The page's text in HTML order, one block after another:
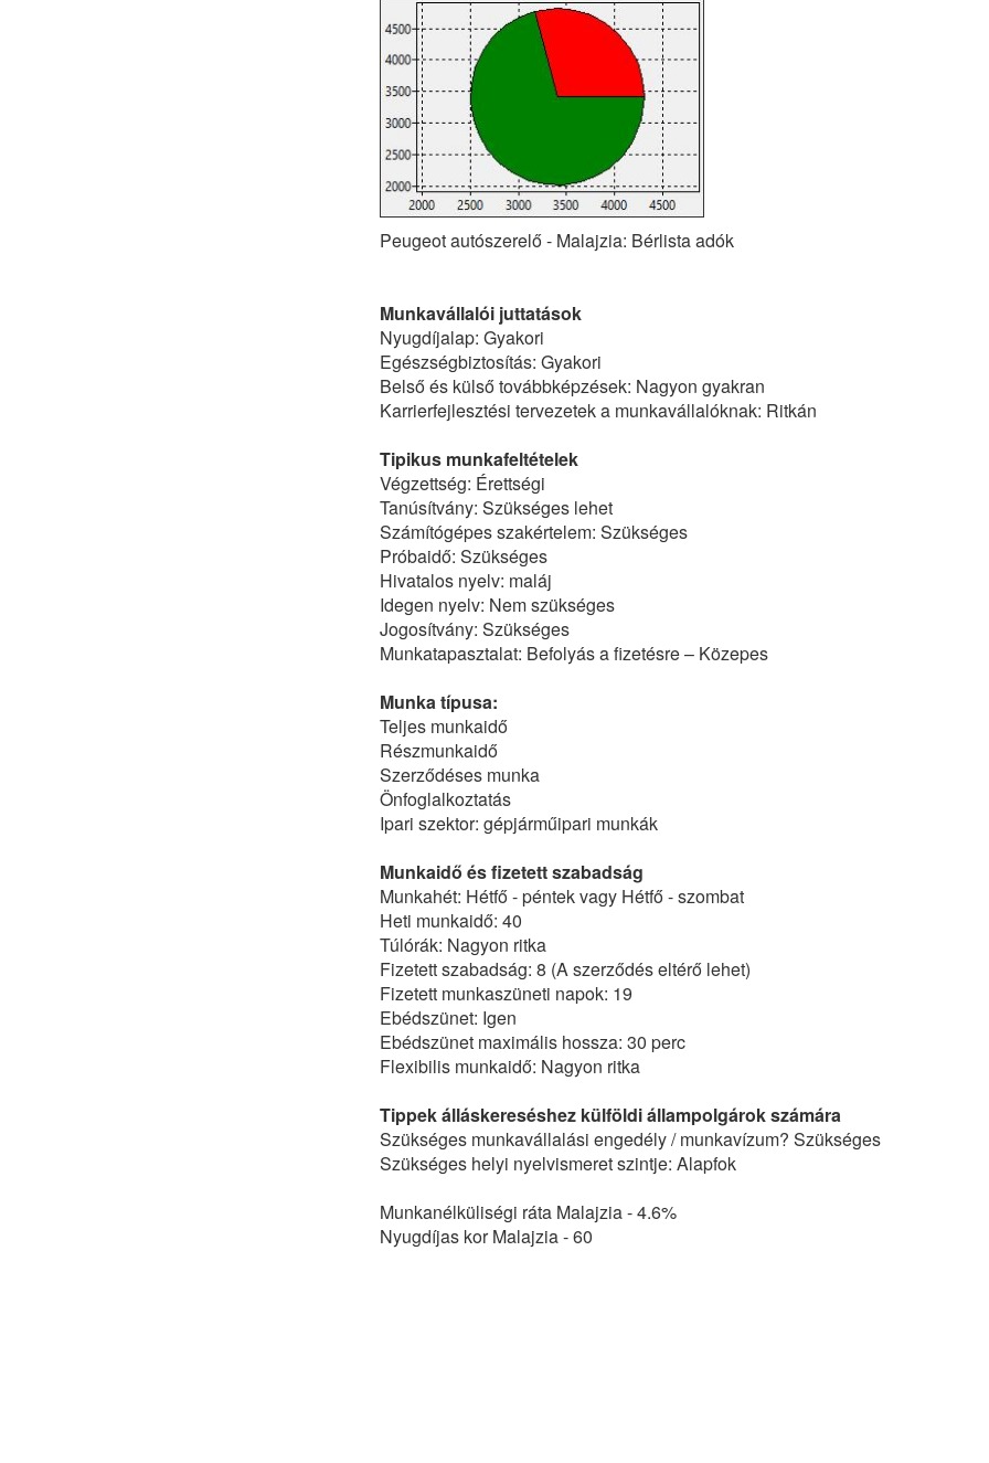
Peugeot autószerelő - Malajzia: Bérlista adók
Munkavállalói juttatások
Nyugdíjalap: Gyakori
Egészségbiztosítás: Gyakori
Belső és külső továbbképzések: Nagyon gyakran
Karrierfejlesztési tervezetek a munkavállalóknak: Ritkán
Tipikus munkafeltételek
Végzettség: Érettségi
Tanúsítvány: Szükséges lehet
Számítógépes szakértelem: Szükséges
Próbaidő: Szükséges
Hivatalos nyelv: maláj
Idegen nyelv: Nem szükséges
Jogosítvány: Szükséges
Munkatapasztalat: Befolyás a fizetésre – Közepes
Munka típusa:
Teljes munkaidő
Részmunkaidő
Szerződéses munka
Önfoglalkoztatás
Ipari szektor: gépjárműipari munkák
Munkaidő és fizetett szabadság
Munkahét: Hétfő - péntek vagy Hétfő - szombat
Heti munkaidő: 40
Túlórák: Nagyon ritka
Fizetett szabadság: 8 (A szerződés eltérő lehet)
Fizetett munkaszüneti napok: 19
Ebédszünet: Igen
Ebédszünet maximális hossza: 30 perc
Flexibilis munkaidő: Nagyon ritka
Tippek álláskereséshez külföldi állampolgárok számára
Szükséges munkavállalási engedély / munkavízum? Szükséges
Szükséges helyi nyelvismeret szintje: Alapfok
Munkanélküliségi ráta Malajzia - 4.6%
Nyugdíjas kor Malajzia - 60